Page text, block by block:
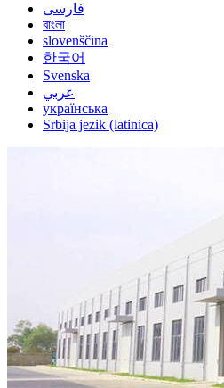
فارسی
বাংলা
slovenščina
한국어
Svenska
عربي
українська
Srbija jezik (latinica)